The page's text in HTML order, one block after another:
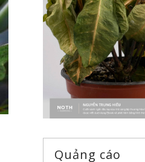
Quảng cáo